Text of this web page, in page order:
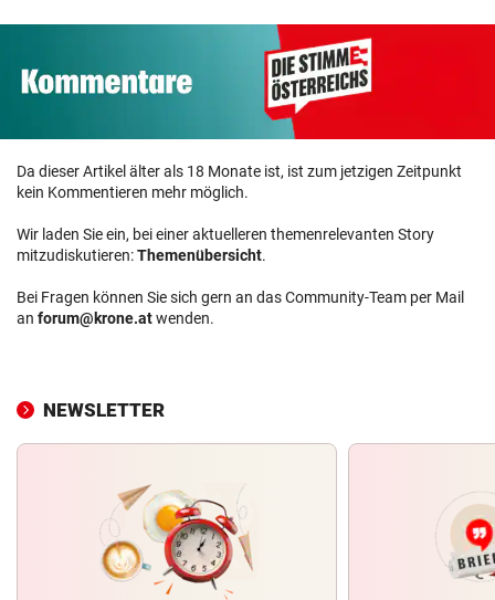
Da dieser Artikel älter als 18 Monate ist, ist zum jetzigen Zeitpunkt
kein Kommentieren mehr möglich.
Wir laden Sie ein, bei einer aktuelleren themenrelevanten Story
mitzudiskutieren:Themenübersicht.
Bei Fragen können Sie sich gern an das Community-Team per Mail
an forum@krone.atwenden.
NEWSLETTER